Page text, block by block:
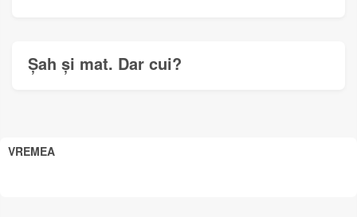
Șah și mat. Dar cui?
VREMEA